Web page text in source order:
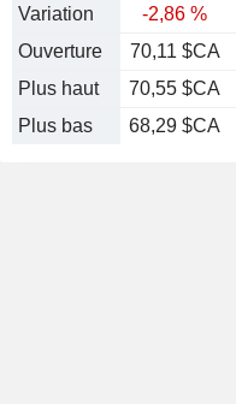
Variation
-2,86 %
Ouverture
70,11 $CA
Plus haut
70,55 $CA
Plus bas
68,29 $CA